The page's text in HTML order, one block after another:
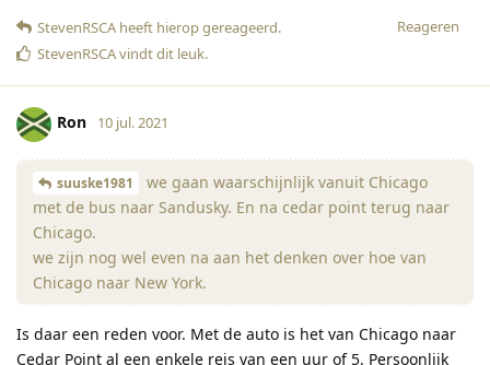
Reageren
StevenRSCA heeft hierop gereageerd.
StevenRSCAvindt dit leuk.
Ron 10 jul. 2021
suuske1981
we gaan waarschijnlijk vanuit Chicago
met de bus naar Sandusky. En na cedar point terug naar
Chicago.
we zijn nog wel even na aan het denken over hoe van
Chicago naar New York.
Is daar een reden voor. Met de auto is het van Chicago naar
Cedar Point al een enkele reis van een uur of 5. Persoonlijk